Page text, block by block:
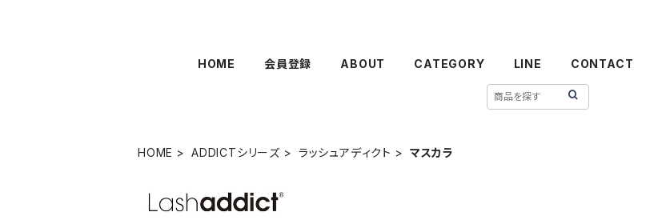
HOME 会員登録 ABOUT CATEGORY LINE CONTACT
HOME ADDICTシリーズ ラッシュアディクト マスカラ